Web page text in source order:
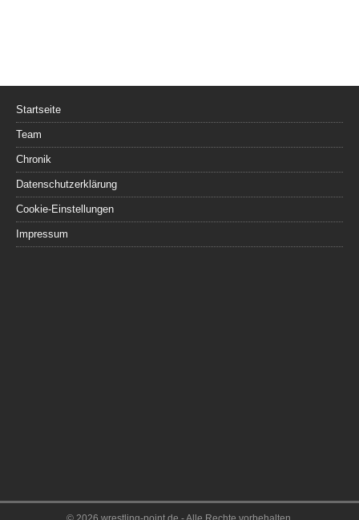
Startseite
Team
Chronik
Datenschutzerklärung
Cookie-Einstellungen
Impressum